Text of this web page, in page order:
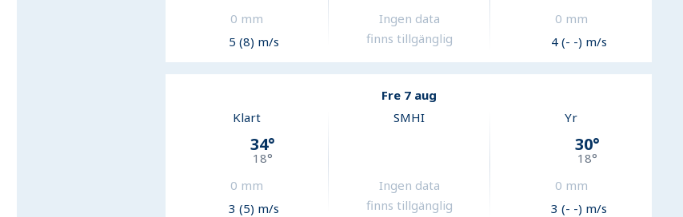
0 mm
5 (8) m/s
Ingen data
finns tillgänglig
0 mm
4 (- -) m/s
Fre 7 aug
Klart
34°
18°
0 mm
3 (5) m/s
SMHI
Ingen data
finns tillgänglig
Yr
30°
18°
0 mm
3 (- -) m/s